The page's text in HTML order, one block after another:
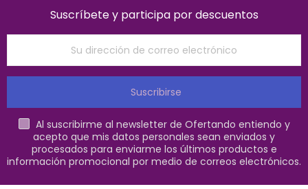
Suscríbete y participa por descuentos
Suscribirse
Al suscribirme al newsletter de Ofertando entiendo y
acepto que mis datos personales sean enviados y
procesados para enviarme los últimos productos e
información promocional por medio de correos electrónicos.